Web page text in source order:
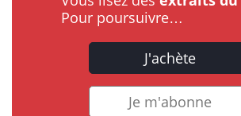
Pour poursuivre…
J'achète
Je m'abonne